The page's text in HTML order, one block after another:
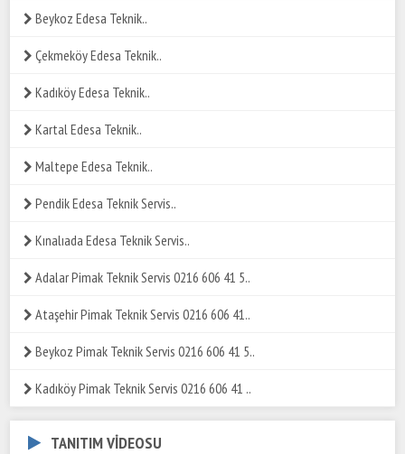
Beykoz Edesa Teknik..
Çekmeköy Edesa Teknik..
Kadıköy Edesa Teknik..
Kartal Edesa Teknik..
Maltepe Edesa Teknik..
Pendik Edesa Teknik Servis..
Kınalıada Edesa Teknik Servis..
Adalar Pimak Teknik Servis 0216 606 41 5..
Ataşehir Pimak Teknik Servis 0216 606 41..
Beykoz Pimak Teknik Servis 0216 606 41 5..
Kadıköy Pimak Teknik Servis 0216 606 41 ..
TANITIM VİDEOSU